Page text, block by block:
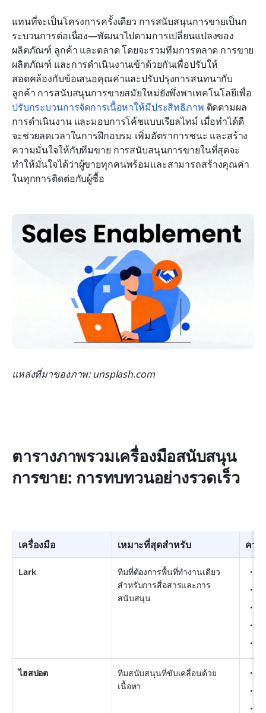
แทนที่จะเป็นโครงการครั้งเดียว การสนับสนุนการขายเป็นก
ระบวนการต่อเนื่อง—พัฒนาไปตามการเปลี่ยนแปลงของ
ผลิตภัณฑ์ ลูกค้า และตลาด โดยจะรวมทีมการตลาด การขาย
ผลิตภัณฑ์ และการดำเนินงานเข้าด้วยกันเพื่อปรับให้
สอดคล้องกับข้อเสนอคุณค่าและปรับปรุงการสนทนากับ
ลูกค้า การสนับสนุนการขายสมัยใหม่ยังพึ่งพาเทคโนโลยีเพื่อ
ปรับกระบวนการจัดการเนื้อหาให้มีประสิทธิภาพ ติดตามผล
การดำเนินงาน และมอบการโค้ชแบบเรียลไทม์ เมื่อทำได้ดี
จะช่วยลดเวลาในการฝึกอบรม เพิ่มอัตราการชนะ และสร้าง
ความมั่นใจให้กับทีมขาย การสนับสนุนการขายในที่สุดจะ
ทำให้มั่นใจได้ว่าผู้ขายทุกคนพร้อมและสามารถสร้างคุณค่า
ในทุกการติดต่อกับผู้ซื้อ
แหล่งที่มาของภาพ: unsplash.com
ตารางภาพรวมเครื่องมือสนับสนุน
การขาย: การทบทวนอย่างรวดเร็ว
เครื่องมือ เหมาะที่สุดสำหรับ ควา
Lark
ทีมที่ต้องการพื้นที่ทำงานเดียว
สำหรับการสื่อสารและการ
สนับสนุน
ไฮสปอต
ทีมสนับสนุนที่ขับเคลื่อนด้วย
เนื้อหา